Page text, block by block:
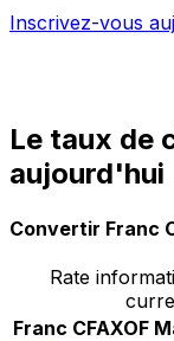
Inscrivez-vous
Le taux de
aujourd'hui
Convertir Franc
Rate
Franc CFAXOF